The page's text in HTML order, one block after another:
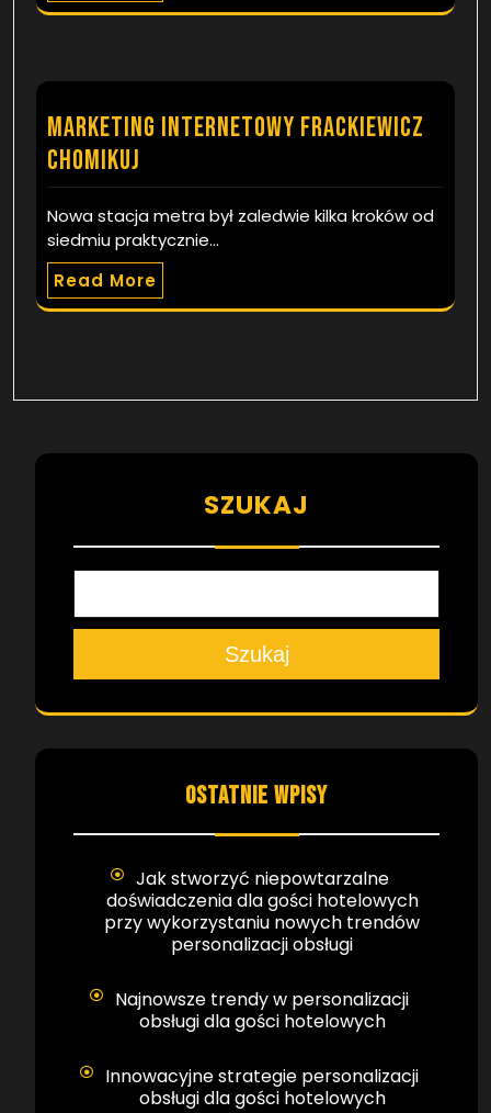
Marketing internetowy Frackiewicz
chomikuj
Nowa stacja metra był zaledwie kilka kroków od
siedmiu praktycznie…
Read More
SZUKAJ
Szukaj
OSTATNIE WPISY
Jak stworzyć niepowtarzalne
doświadczenia dla gości hotelowych
przy wykorzystaniu nowych trendów
personalizacji obsługi
Najnowsze trendy w personalizacji
obsługi dla gości hotelowych
Innowacyjne strategie personalizacji
obsługi dla gości hotelowych